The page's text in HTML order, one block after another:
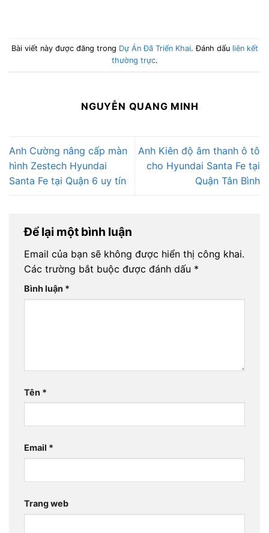
Bài viết này được đăng trong Dự Án Đã Triển Khai. Đánh dấu liên kết
thường trực.
NGUYỄN QUANG MINH
Anh Cường nâng cấp màn
hình Zestech Hyundai
Santa Fe tại Quận 6 uy tín
Anh Kiên độ âm thanh ô tô
cho Hyundai Santa Fe tại
Quận Tân Bình
Để lại một bình luận
Email của bạn sẽ không được hiển thị công khai.
Các trường bắt buộc được đánh dấu *
Bình luận *
Tên *
Email *
Trang web